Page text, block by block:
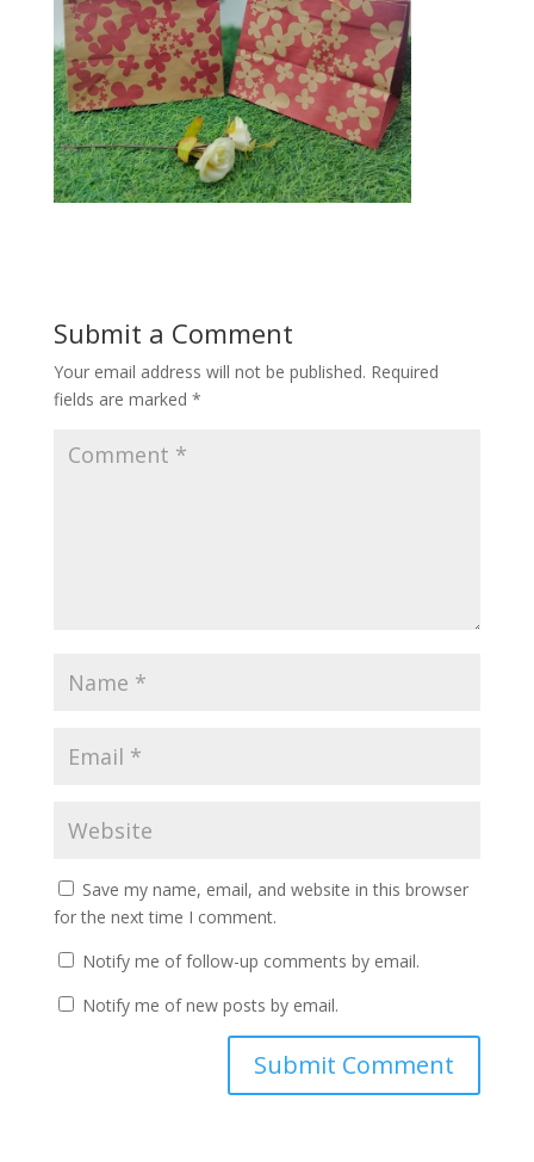
Submit a Comment
Your email address will not be published. Required
fields are marked *
Save my name, email, and website in this browser
for the next time I comment.
Notify me of follow-up comments by email.
Notify me of new posts by email.